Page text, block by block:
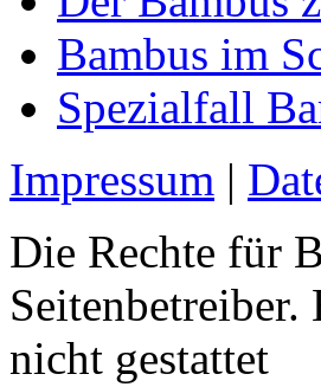
Bambus im
Spezialfall
Impressum |
Die Rechte für
nicht gestattet